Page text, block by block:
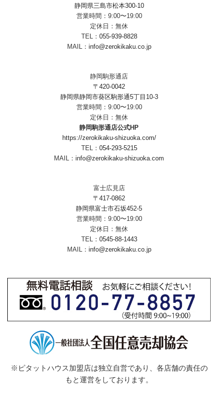
静岡県三島市松本300-10
営業時間：9:00〜19:00
定休日：無休
TEL： 055-939-8828
MAIL： info@zerokikaku.co.jp
静岡駒形通店
〒420-0042
静岡県静岡市葵区駒形通5丁目10-3
営業時間：9:00〜19:00
定休日：無休
静岡駒形通店公式HP
https://zerokikaku-shizuoka.com/
TEL： 054-293-5215
MAIL： info@zerokikaku-shizuoka.com
富士広見店
〒417-0862
静岡県富士市石坂452-5
営業時間：9:00〜19:00
定休日：無休
TEL： 0545-88-1443
MAIL： info@zerokikaku.co.jp
※ピタットハウス加盟店は独立自営であり、各店舗の責任の
もと運営をしております。